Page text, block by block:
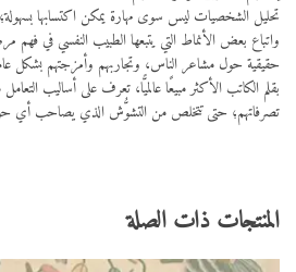
تحليل الشخصيات ليس سوى مهارة يمكن اكتسابها
واتباع بعض الأنماط التي يتبعها الطبيب النفسي في
حقيقية حول مشاعر الناس، وتجاربهم وأمزجتهم بشكل
بقلم الكاتب الأكثر مبيعًا عالميًّا، تعرف على أساليب
تصرفاتهم؛ حتى تتخلص من التشوُّش الذي يصاحب أي
المنتجات ذات الصلة